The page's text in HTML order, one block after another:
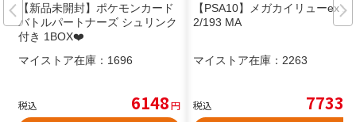
【新品未開封】ポケモンカード
バトルパートナーズ シュリンク
付き 1BOX❤️
マイストア在庫： 1696
税込 6148円
【PSA10】メガカイリューex 23
2/193 MA
マイストア在庫： 2263
税込 7733